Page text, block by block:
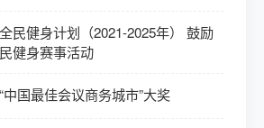
民健身计划（2021-2025年） 鼓励
健身赛事活动
中国最佳会议商务城市”大奖